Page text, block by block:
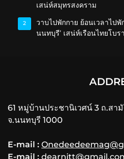
เสน่ห์สมุทรสงคราม
2
วาบไปพักกาย ย้อนเวลาไป
นนทบุรี’ เสน่ห์เรือนไทยโบ
61 หมู่บ้านประชานิเวศน์ 3 ถ.สา
จ.นนทบุรี 1000
E-mail :
E-mail :